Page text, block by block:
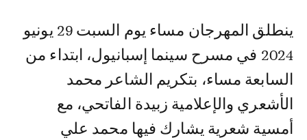
ينطلق المهرجان مساء يوم السبت 29 يونيو
2024 في مسرح سينما إسبانيول، ابتداء من
السابعة مساء، بتكريم الشاعر محمد
الأشعري والإعلامية زبيدة الفاتحي، مع
أمسية شعرية يشارك فيها محمد علي